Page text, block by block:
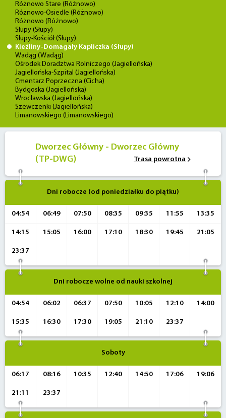
Różnowo Stare (Różnowo)
Różnowo-Osiedle (Różnowo)
Różnowo (Różnowo)
Słupy (Słupy)
Słupy-Kościół (Słupy)
Kieźliny-Domagały Kapliczka (Słupy)
Wadąg (Wadąg)
Ośrodek Doradztwa Rolniczego (Jagiellońska)
Jagiellońska-Szpital (Jagiellońska)
Cmentarz Poprzeczna (Cicha)
Bydgoska (Jagiellońska)
Wrocławska (Jagiellońska)
Szewczenki (Jagiellońska)
Limanowskiego (Limanowskiego)
Dworzec Główny - Dworzec Główny
(TP-DWG)
Trasa powrotna
Dni robocze (od poniedziałku do piątku)
04:54 06:49 07:50 08:35 09:35 11:55 13:35
14:15 15:05 16:00 17:10 18:30 19:45 21:05
23:37
Dni robocze wolne od nauki szkolnej
04:54 06:02 06:37 07:50 10:05 12:10 14:00
15:35 16:30 17:30 19:05 21:10 23:37
Soboty
06:17 08:16 10:35 12:40 14:50 17:06 19:06
21:11 23:37